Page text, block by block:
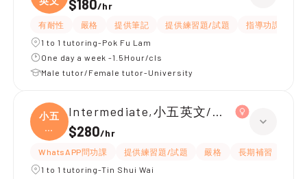
$180/hr
有耐性 嚴格 提供筆記 提供練習題/試題 指導功課
1 to 1 tutoring-Pok Fu Lam
One day a week -1.5Hour/cls
Male tutor/Female tutor-University
小五
英
文/
Intermediate,小五英文/數學 全科
$280/hr
WhatsAPP問功課 提供練習題/試題 嚴格 長期補習
1 to 1 tutoring-Tin Shui Wai